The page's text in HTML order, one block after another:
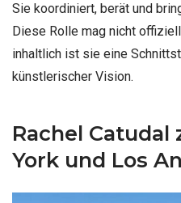
Sie koordiniert, berät und
Diese Rolle mag nicht
inhaltlich ist sie eine
künstlerischer Vision.
Rachel
York und Los